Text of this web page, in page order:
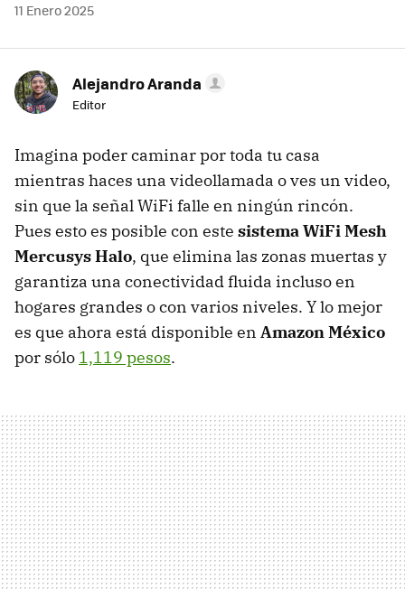
11 Enero 2025
Alejandro Aranda
Editor
Imagina poder caminar por toda tu casa
mientras haces una videollamada o ves un video,
sin que la señal WiFi falle en ningún rincón.
Pues esto es posible con este sistema WiFi Mesh
Mercusys Halo, que elimina las zonas muertas y
garantiza una conectividad fluida incluso en
hogares grandes o con varios niveles. Y lo mejor
es que ahora está disponible en Amazon México
por sólo 1,119 pesos.